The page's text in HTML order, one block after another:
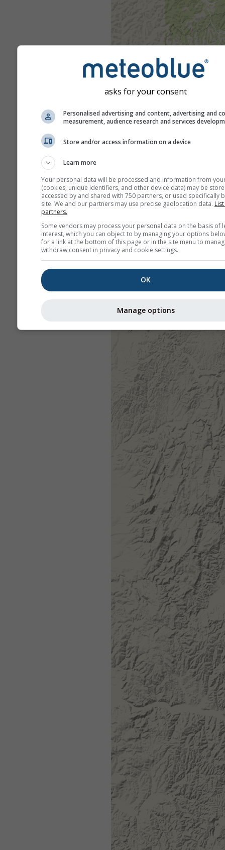
asks for your consent
Personalised advertising and content, advertising and
measurement, audience research and services
Store and/or access information on a device
Learn more
Your personal data will be processed and information from
(cookies, unique identifiers, and other device data) may be
accessed by and shared with 750 partners, or used specifically
site. We and our partners may use precise geolocation data.
partners.
Some vendors may process your personal data on the basis of
interest, which you can object to by managing your options
for a link at the bottom of this page or in the site menu to
withdraw consent in privacy and cookie settings.
OK
Manage options